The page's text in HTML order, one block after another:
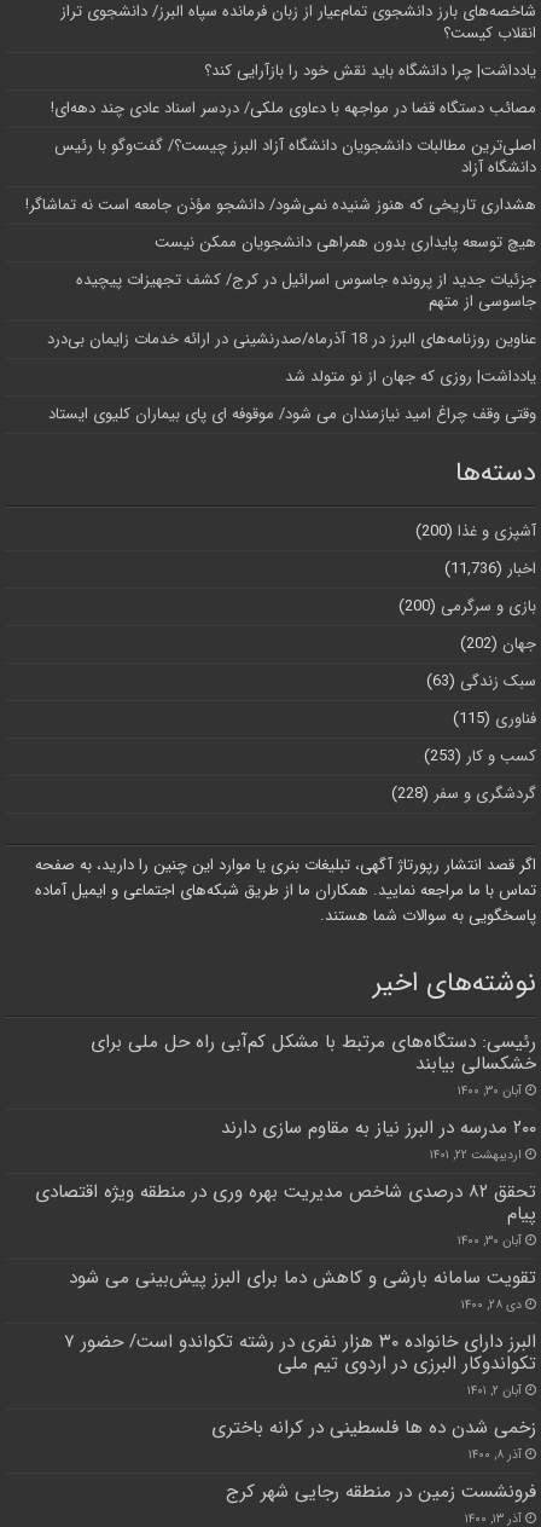
شاخصه‌های بارز دانشجوی تمام‌عیار از زبان فرمانده سپاه البرز/ دانشجوی تراز
انقلاب کیست؟
یادداشت| چرا دانشگاه باید نقش خود را بازآرایی کند؟
مصائب دستگاه قضا در مواجهه با دعاوی ملکی/ دردسر اسناد عادی چند‌ دهه‌ای!
اصلی‌ترین مطالبات دانشجویان دانشگاه آزاد البرز چیست؟/ گفت‌وگو با رئیس
دانشگاه آز‌اد
هشداری تاریخی که هنوز شنیده نمی‌شود/ دانشجو مؤذن جامعه است نه تماشاگر!
هیچ توسعه پایداری بدون همراهی دانشجویان ممکن نیست
جزئیات جدید از پرونده جاسوس اسرائیل در کرج/‌ کشف تجهیزات پیچیده
جاسوسی از متهم
عناوین روزنامه‌های البرز در ‌18 آذرماه/صدرنشینی در ارائه خدمات زایمان بی‌درد
یادداشت| روزی که جهان از نو متولد شد
وقتی وقف چراغ امید نیازمندان می شود/ موقوفه ای پای بیماران کلیوی ایستاد
دسته‌ها
آشپزی و غذا (200)
اخبار (11,736)
بازی و سرگرمی (200)
جهان (202)
سبک زندگی (63)
فناوری (115)
کسب و کار (253)
گردشگری و سفر (228)
اگر قصد انتشار رپورتاژ آگهی، تبلیغات بنری یا موارد این چنین را دارید، به صفحه
تماس با ما مراجعه نمایید. همکاران ما از طریق شبکه‌های اجتماعی و ایمیل آماده
پاسخگویی به سوالات شما هستند.
نوشته‌های اخیر
رئیسی: دستگاه‌های مرتبط با مشکل کم‌آبی راه حل ملی برای
خشکسالی بیابند
آبان ۳۰, ۱۴۰۰
۲۰۰ مدرسه در البرز نیاز به مقاوم سازی دارند
اردیبهشت ۲۲, ۱۴۰۱
تحقق ۸۲ درصدی شاخص مدیریت بهره وری در منطقه ویژه اقتصادی
پیام
آبان ۳۰, ۱۴۰۰
تقویت سامانه بارشی و کاهش دما برای البرز پیش‌بینی می شود
دی ۲۸, ۱۴۰۰
البرز دارای خانواده ۳۰ هزار نفری در رشته تکواندو است/ حضور ۷
تکواندوکار البرزی در اردوی تیم ملی
آبان ۲, ۱۴۰۱
زخمی شدن ده ها فلسطینی در کرانه باختری
آذر ۸, ۱۴۰۰
فرونشست زمین در منطقه رجایی شهر کرج
آذر ۱۳, ۱۴۰۰